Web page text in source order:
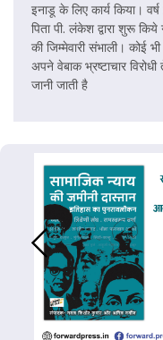
इनाडू के लिए कार्य किया।
पिता पी. लंकेश द्वारा शुरू
की जिम्मेवारी संभाली। कोई
अपने वेबाक भ्रष्टाचार विरोधी
जानी जाती है